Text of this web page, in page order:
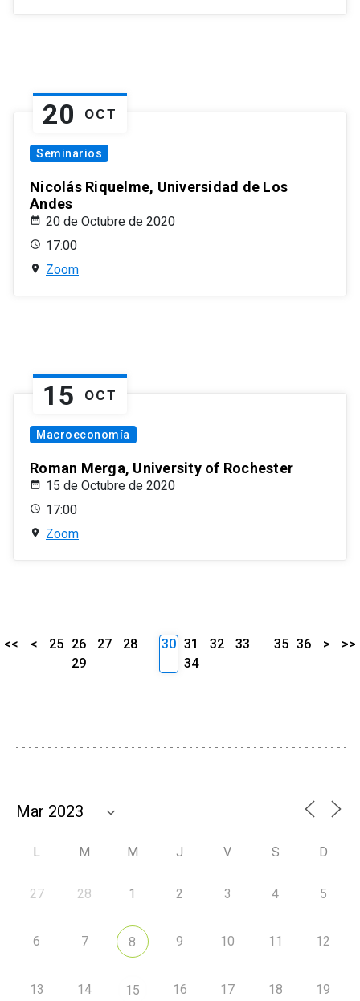
20 OCT
Seminarios
Nicolás Riquelme, Universidad de Los
Andes
20 de Octubre de 2020
17:00
Zoom
15 OCT
Macroeconomía
Roman Merga, University of Rochester
15 de Octubre de 2020
17:00
Zoom
<< < 25 26 27
28
29
30 31 32
33
34
35 36 > >>
L M M J V S D
27 28 1 2 3 4 5
6 7 8 9 10 11 12
13 14 15 16 17 18 19